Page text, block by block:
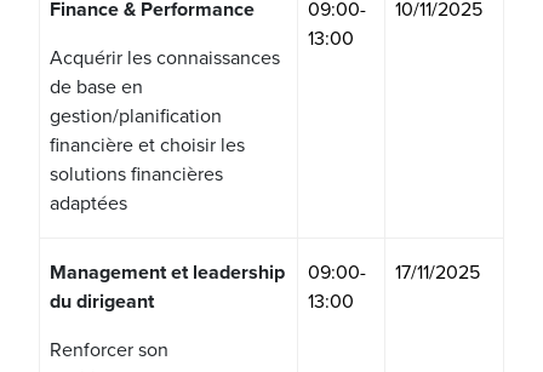
Finance & Performance
Acquérir les connaissances
de base en
gestion/planification
financière et choisir les
solutions financières
adaptées
09:00-
13:00
10/11/2025
Management et leadership
du dirigeant
Renforcer son
09:00-
13:00
17/11/2025